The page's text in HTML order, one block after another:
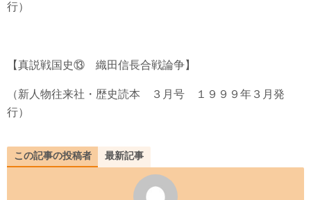
行）
【真説戦国史⑬ 織田信長合戦論争】
（新人物往来社・歴史読本 ３月号 １９９９年３月発
行）
この記事の投稿者 最新記事